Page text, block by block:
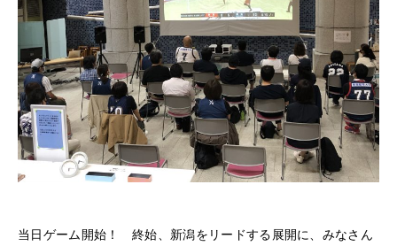
当日ゲーム開始！ 終始、新潟をリードする展開に、みなさん